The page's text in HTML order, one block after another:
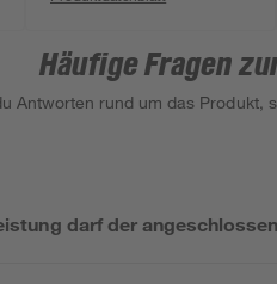
Häufige Fragen
Antworten rund um das Produkt,
darf der